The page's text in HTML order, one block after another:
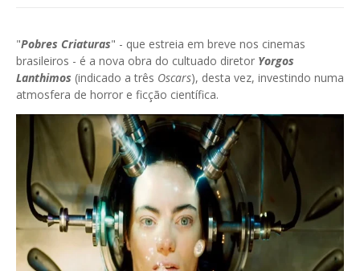
"Pobres Criaturas" - que estreia em breve nos cinemas
brasileiros - é a nova obra do cultuado diretor Yorgos
Lanthimos (indicado a três Oscars), desta vez, investindo numa
atmosfera de horror e ficção científica.